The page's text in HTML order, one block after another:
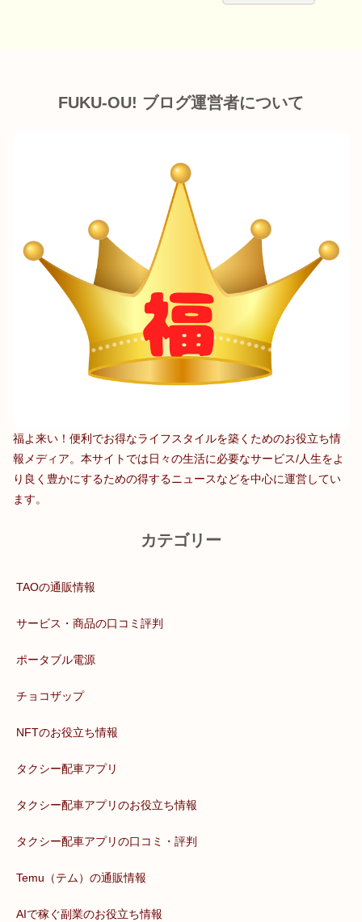
FUKU-OU! ブログ運営者について
福よ来い！便利でお得なライフスタイルを築くためのお役立ち情
報メディア。本サイトでは日々の生活に必要なサービス/人生をよ
り良く豊かにするための得するニュースなどを中心に運営してい
ます。
カテゴリー
TAOの通販情報
サービス・商品の口コミ評判
ポータブル電源
チョコザップ
NFTのお役立ち情報
タクシー配車アプリ
タクシー配車アプリのお役立ち情報
タクシー配車アプリの口コミ・評判
Temu（テム）の通販情報
AIで稼ぐ副業のお役立ち情報